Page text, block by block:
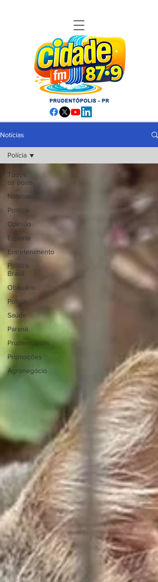
Notícias
Todos
os posts
Notícias
Política
Opinião
Esporte
Entretenimento
Política
Brasil
Obituário
Polícia
Saúde
Paraná
Prudentópolis
Promoções
Agronegócio
Polícia